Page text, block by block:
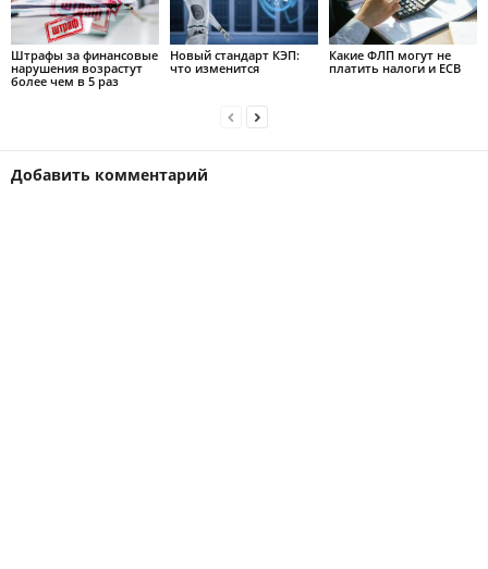
Штрафы за финансовые
нарушения возрастут
более чем в 5 раз
Новый стандарт КЭП:
что изменится
Какие ФЛП могут не
платить налоги и ЕСВ
Добавить комментарий